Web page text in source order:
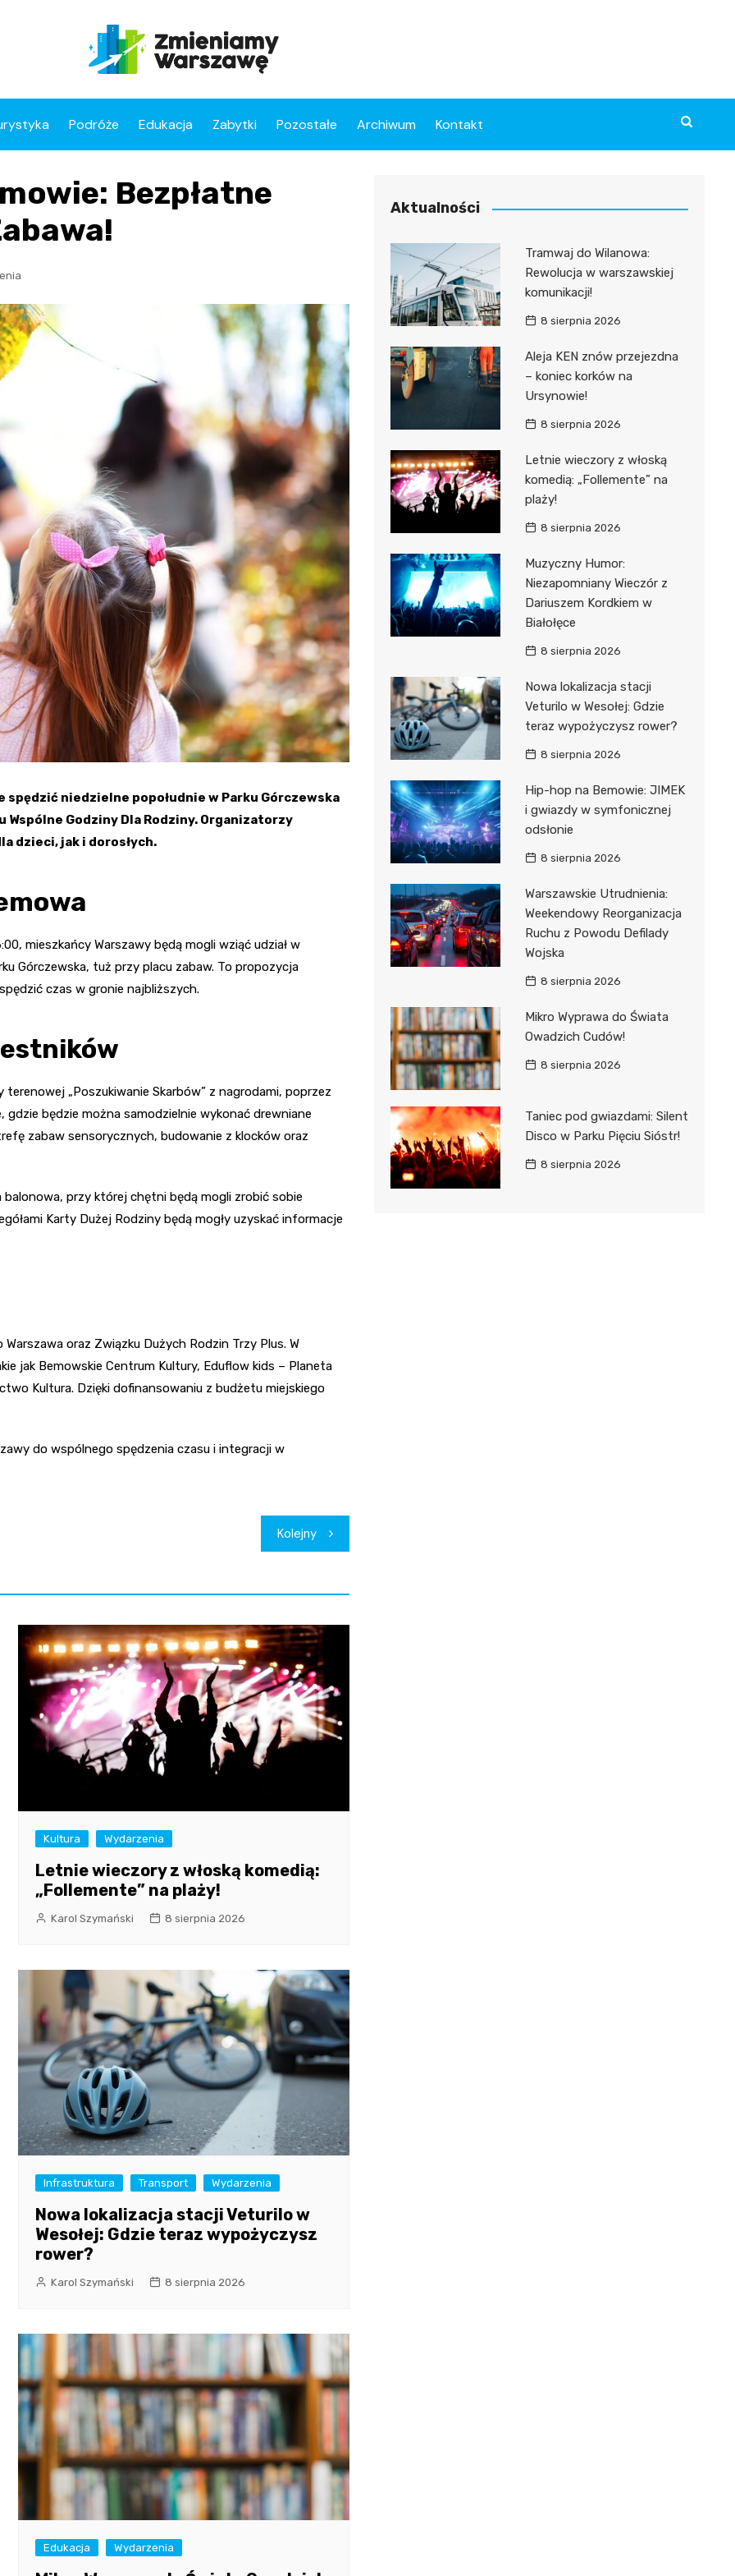
Podróże Edukacja Zabytki Pozostałe Archiwum Kontakt
Bezpłatne
spędzić niedzielne popołudnie w Parku Górczewska
Godziny Dla Rodziny. Organizatorzy
dzieci, jak i dorosłych.
mieszkańcy Warszawy będą mogli wziąć udział w
Górczewska, tuż przy placu zabaw. To propozycja
czas w gronie najbliższych.
„Poszukiwanie Skarbów” z nagrodami, poprzez
będzie można samodzielnie wykonać drewniane
zabaw sensorycznych, budowanie z klocków oraz
przy której chętni będą mogli zrobić sobie
Karty Dużej Rodziny będą mogły uzyskać informacje
oraz Związku Dużych Rodzin Trzy Plus. W
jak Bemowskie Centrum Kultury, Eduflow kids – Planeta
Kultura. Dzięki dofinansowaniu z budżetu miejskiego
do wspólnego spędzenia czasu i integracji w
Kolejny
Kultura Wydarzenia
Letnie wieczory z włoską komedią:
„Follemente” na plaży!
Karol Szymański 8 sierpnia 2026
Infrastruktura Transport Wydarzenia
Nowa lokalizacja stacji Veturilo w
Wesołej: Gdzie teraz wypożyczysz
rower?
Karol Szymański 8 sierpnia 2026
Edukacja Wydarzenia
Aktualności
Tramwaj do Wilanowa:
Rewolucja w warszawskiej
komunikacji!
8 sierpnia 2026
Aleja KEN znów przejezdna
– koniec korków na
Ursynowie!
8 sierpnia 2026
Letnie wieczory z włoską
komedią: „Follemente” na
plaży!
8 sierpnia 2026
Muzyczny Humor:
Niezapomniany Wieczór z
Dariuszem Kordkiem w
Białołęce
8 sierpnia 2026
Nowa lokalizacja stacji
Veturilo w Wesołej: Gdzie
teraz wypożyczysz rower?
8 sierpnia 2026
Hip-hop na Bemowie: JIMEK
i gwiazdy w symfonicznej
odsłonie
8 sierpnia 2026
Warszawskie Utrudnienia:
Weekendowy Reorganizacja
Ruchu z Powodu Defilady
Wojska
8 sierpnia 2026
Mikro Wyprawa do Świata
Owadzich Cudów!
8 sierpnia 2026
Taniec pod gwiazdami: Silent
Disco w Parku Pięciu Sióstr!
8 sierpnia 2026